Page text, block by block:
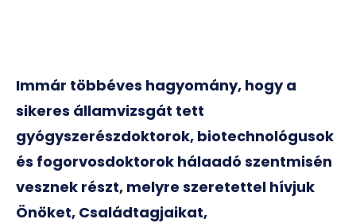
Immár többéves hagyomány, hogy a
sikeres államvizsgát tett
gyógyszerészdoktorok, biotechnológusok
és fogorvosdoktorok hálaadó szentmisén
vesznek részt, melyre szeretettel hívjuk
Önöket, Családtagjaikat,